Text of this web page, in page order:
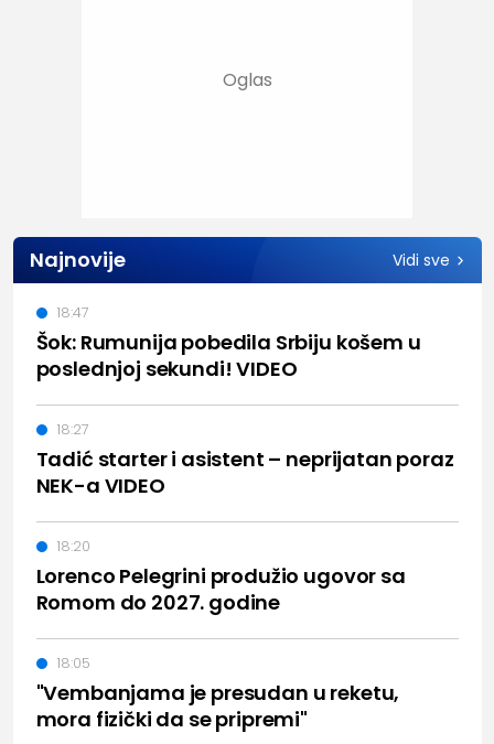
Najnovije Vidi sve
Šok: Rumunija pobedila Srbiju košem u
poslednjoj sekundi! VIDEO
18:47
Tadić starter i asistent – neprijatan poraz
NEK-a VIDEO
18:27
Lorenco Pelegrini produžio ugovor sa
Romom do 2027. godine
18:20
"Vembanjama je presudan u reketu,
mora fizički da se pripremi"
18:05